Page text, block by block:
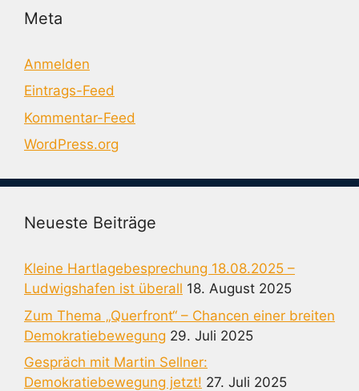
Meta
Anmelden
Eintrags-Feed
Kommentar-Feed
WordPress.org
Neueste Beiträge
Kleine Hartlagebesprechung 18.08.2025 –
Ludwigshafen ist überall 18. August 2025
Zum Thema „Querfront“ – Chancen einer breiten
Demokratiebewegung 29. Juli 2025
Gespräch mit Martin Sellner:
Demokratiebewegung jetzt! 27. Juli 2025